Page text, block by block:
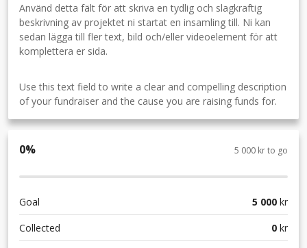
Använd detta fält för att skriva en tydlig och slagkraftig
beskrivning av projektet ni startat en insamling till. Ni kan
sedan lägga till fler text, bild och/eller videoelement för att
komplettera er sida.
Use this text field to write a clear and compelling description
of your fundraiser and the cause you are raising funds for.
0% 5 000 kr to go
Goal 5 000 kr
Collected
0 kr